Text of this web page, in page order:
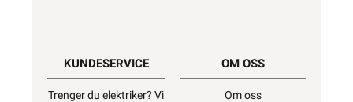
KUNDESERVICE
Trenger du elektriker? Vi
OM OSS
Om oss